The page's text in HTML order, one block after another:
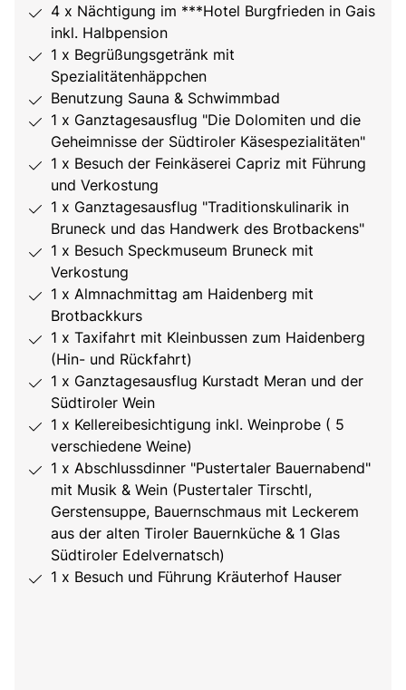
4 x Nächtigung im ***Hotel Burgfrieden in Gais
inkl. Halbpension
1 x Begrüßungsgetränk mit
Spezialitätenhäppchen
Benutzung Sauna & Schwimmbad
1 x Ganztagesausflug "Die Dolomiten und die
Geheimnisse der Südtiroler Käsespezialitäten"
1 x Besuch der Feinkäserei Capriz mit Führung
und Verkostung
1 x Ganztagesausflug "Traditionskulinarik in
Bruneck und das Handwerk des Brotbackens"
1 x Besuch Speckmuseum Bruneck mit
Verkostung
1 x Almnachmittag am Haidenberg mit
Brotbackkurs
1 x Taxifahrt mit Kleinbussen zum Haidenberg
(Hin- und Rückfahrt)
1 x Ganztagesausflug Kurstadt Meran und der
Südtiroler Wein
1 x Kellereibesichtigung inkl. Weinprobe ( 5
verschiedene Weine)
1 x Abschlussdinner "Pustertaler Bauernabend"
mit Musik & Wein (Pustertaler Tirschtl,
Gerstensuppe, Bauernschmaus mit Leckerem
aus der alten Tiroler Bauernküche & 1 Glas
Südtiroler Edelvernatsch)
1 x Besuch und Führung Kräuterhof Hauser